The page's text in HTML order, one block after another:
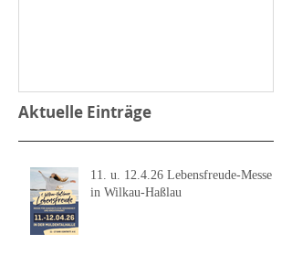
Aktuelle Einträge
11. u. 12.4.26 Lebensfreude-Messe
in Wilkau-Haßlau